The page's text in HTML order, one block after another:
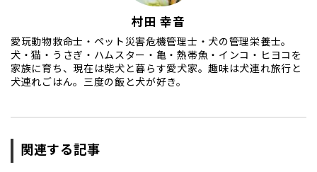
村田 幸音
愛玩動物救命士・ペット災害危機管理士・犬の管理栄養士。
犬・猫・うさぎ・ハムスター・亀・熱帯魚・インコ・ヒヨコを
家族に育ち、現在は柴犬と暮らす愛犬家。趣味は犬連れ旅行と
犬連れごはん。三度の飯と犬が好き。
関連する記事